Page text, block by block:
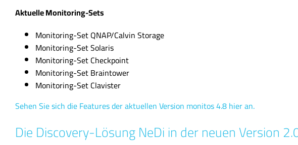
Aktuelle Monitoring-Sets
Monitoring-Set QNAP/Calvin Storage
Monitoring-Set Solaris
Monitoring-Set Checkpoint
Monitoring-Set Braintower
Monitoring-Set Clavister
Sehen Sie sich die Features der aktuellen Version monitos 4.8 hier an.
Die Discovery-Lösung NeDi in der neuen Version